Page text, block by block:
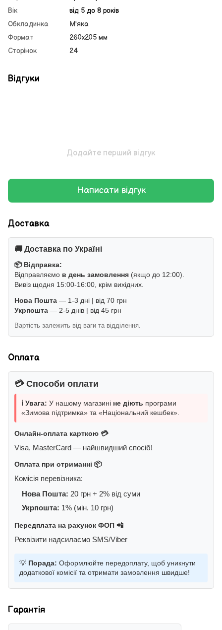
Вік
від 5 до 8 років
Обкладинка
М'яка
Формат
260х205 мм
Сторінок
24
Відгуки
Додайте перший відгук
Написати відгук
Доставка
🚚 Доставка по Україні
📦 Відправка:
Відправляємо в день замовлення (якщо до 12:00).
Вивіз щодня 15:00-16:00, крім вихідних.
Нова Пошта — 1-3 дні | від 70 грн
Укрпошта — 2-5 днів | від 45 грн
Вартість залежить від ваги та відділення.
Оплата
💳 Способи оплати
ℹ️ Увага: У нашому магазині не діють програми
«Зимова підтримка» та «Національний кешбек».
Онлайн-оплата карткою 💳
Visa, MasterCard — найшвидший спосіб!
Оплата при отриманні 📦
Комісія перевізника:
Нова Пошта: 20 грн + 2% від суми
Укрпошта: 1% (мін. 10 грн)
Передплата на рахунок ФОП 📲
Реквізити надсилаємо SMS/Viber
💡 Порада: Оформлюйте передоплату, щоб уникнути
додаткової комісії та отримати замовлення швидше!
Гарантія